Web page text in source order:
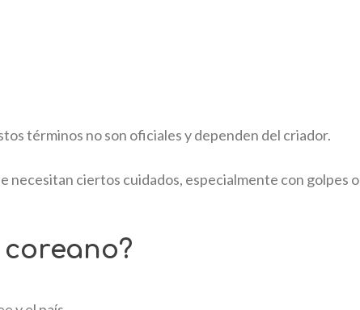
términos no son oficiales y dependen del criador.
necesitan ciertos cuidados, especialmente con golpes o